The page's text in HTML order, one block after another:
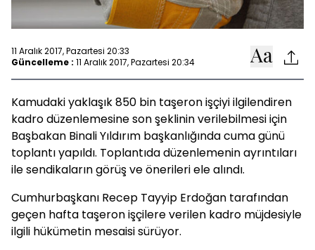
11 Aralık 2017, Pazartesi 20:33
Güncelleme : 11 Aralık 2017, Pazartesi 20:34
Kamudaki yaklaşık 850 bin taşeron işçiyi ilgilendiren
kadro düzenlemesine son şeklinin verilebilmesi için
Başbakan Binali Yıldırım başkanlığında cuma günü
toplantı yapıldı. Toplantıda düzenlemenin ayrıntıları
ile sendikaların görüş ve önerileri ele alındı.
Cumhurbaşkanı Recep Tayyip Erdoğan tarafından
geçen hafta taşeron işçilere verilen kadro müjdesiyle
ilgili hükümetin mesaisi sürüyor.